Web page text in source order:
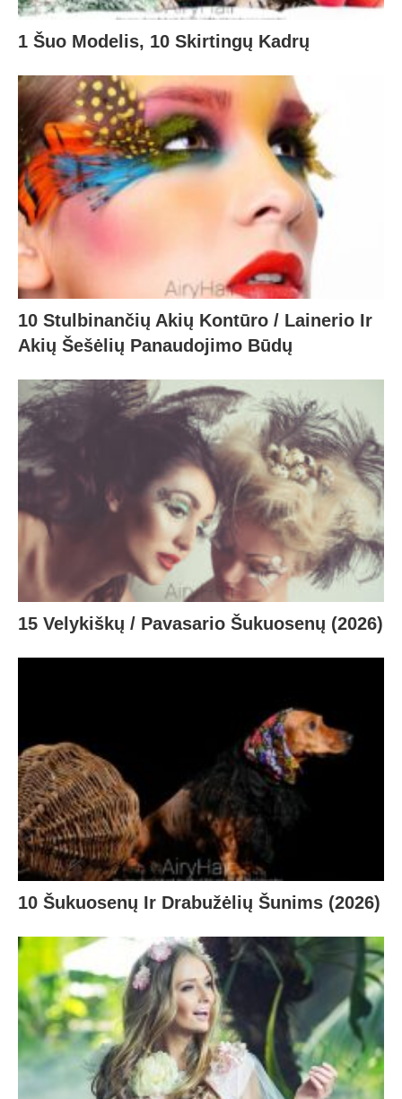
1 Šuo Modelis, 10 Skirtingų Kadrų
10 Stulbinančių Akių Kontūro / Lainerio Ir
Akių Šešėlių Panaudojimo Būdų
15 Velykiškų / Pavasario Šukuosenų (2026)
10 Šukuosenų Ir Drabužėlių Šunims (2026)